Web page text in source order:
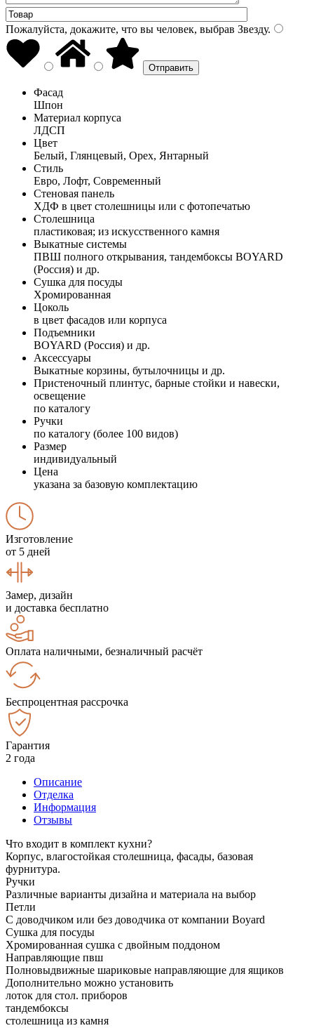
Пожалуйста, докажите, что вы человек, выбрав Звезду.
Фасад
Шпон
Материал корпуса
ЛДСП
Цвет
Белый, Глянцевый, Орех, Янтарный
Стиль
Евро, Лофт, Современный
Стеновая панель
ХДФ в цвет столешницы или с фотопечатью
Столешница
пластиковая; из искусственного камня
Выкатные системы
ПВШ полного открывания, тандембоксы BOYARD
(Россия) и др.
Сушка для посуды
Хромированная
Цоколь
в цвет фасадов или корпуса
Подъемники
BOYARD (Россия) и др.
Аксессуары
Выкатные корзины, бутылочницы и др.
Пристеночный плинтус, барные стойки и навески,
освещение
по каталогу
Ручки
по каталогу (более 100 видов)
Размер
индивидуальный
Цена
указана за базовую комплектацию
Изготовление
от 5 дней
Замер, дизайн
и доставка бесплатно
Оплата наличными, безналичный расчёт
Беспроцентная рассрочка
Гарантия
2 года
Описание
Отделка
Информация
Отзывы
Что входит в комплект кухни?
Корпус, влагостойкая столешница, фасады, базовая
фурнитура.
Ручки
Различные варианты дизайна и материала на выбор
Петли
С доводчиком или без доводчика от компании Boyard
Сушка для посуды
Хромированная сушка с двойным поддоном
Направляющие пвш
Полновыдвижные шариковые направляющие для ящиков
Дополнительно можно установить
лоток для стол. приборов
тандембоксы
столешница из камня